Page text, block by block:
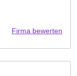
Firma bewerten